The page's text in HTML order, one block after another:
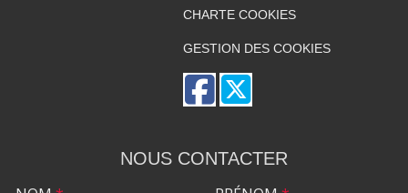
CHARTE COOKIES
GESTION DES COOKIES
NOUS CONTACTER